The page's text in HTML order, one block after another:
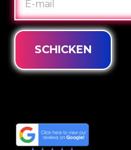
MAIL
SCHICKEN